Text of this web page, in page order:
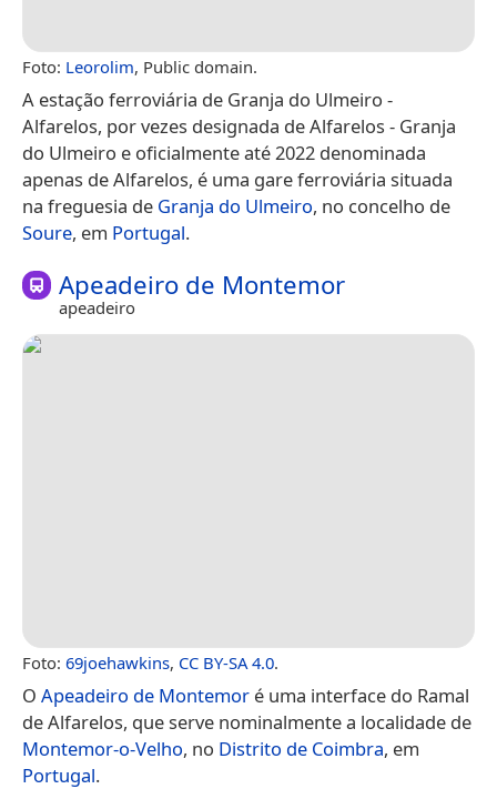
Foto: Leorolim, Public domain.
A estação ferroviária de Granja do Ulmeiro -
Alfarelos, por vezes designada de Alfarelos - Granja
do Ulmeiro e oficialmente até 2022 denominada
apenas de Alfarelos, é uma gare ferroviária situada
na freguesia de Granja do Ulmeiro, no concelho de
Soure, em Portugal.
Apeadeiro de Montemor
apeadeiro
Foto: 69joehawkins, CC BY-SA 4.0.
O Apeadeiro de Montemor é uma interface do Ramal
de Alfarelos, que serve nominalmente a localidade de
Montemor-o-Velho, no Distrito de Coimbra, em
Portugal.